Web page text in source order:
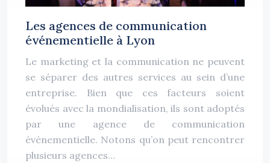
Les agences de communication
événementielle à Lyon
Le marketing et la communication ne peuvent
se séparer des autres services au sein d’une
entreprise. Bien que ces facteurs soient
évolués avec la mondialisation, ils sont adoptés
par une agence de communication
événementielle. Notons qu’on peut rencontrer
plusieurs agences…